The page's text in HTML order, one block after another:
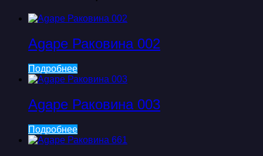
Agape Раковина 002
Подробнее
Agape Раковина 003
Подробнее